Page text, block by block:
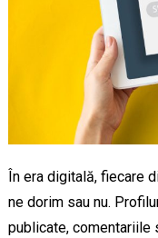
În era digitală, fiecare
ne dorim sau nu.
publicate, comentariile